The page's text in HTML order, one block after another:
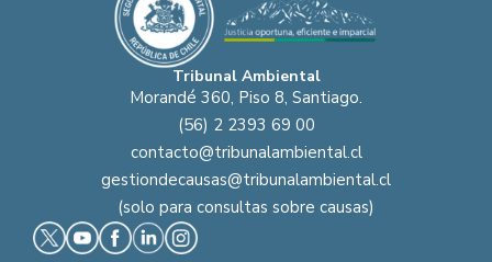
Tribunal Ambiental
Morandé 360, Piso 8, Santiago.
(56) 2 2393 69 00
contacto@tribunalambiental.cl
gestiondecausas@tribunalambiental.cl
(solo para consultas sobre causas)